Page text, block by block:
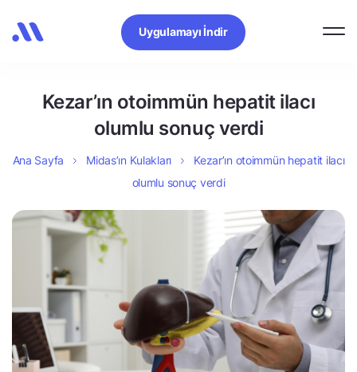
Uygulamayı İndir
Kezar’ın otoimmün hepatit ilacı
olumlu sonuç verdi
Ana Sayfa Midas’ın Kulakları
Kezar’ın otoimmün hepatit ilacı
olumlu sonuç verdi